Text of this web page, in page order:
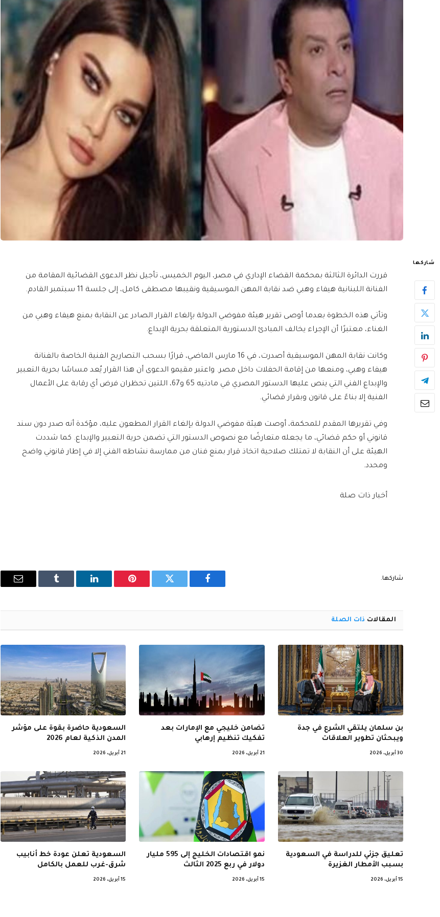
شاركها
قررت الدائرة الثالثة بمحكمة القضاء الإداري في مصر، اليوم الخميس، تأجيل نظر الدعوى القضائية المقامة من
الفنانة اللبنانية هيفاء وهبي ضد نقابة المهن الموسيقية ونقيبها مصطفى كامل، إلى جلسة 11 سبتمبر القادم.
وتأتي هذه الخطوة بعدما أوصى تقرير هيئة مفوضي الدولة بإلغاء القرار الصادر عن النقابة بمنع هيفاء وهبي من
الغناء، معتبرًا أن الإجراء يخالف المبادئ الدستورية المتعلقة بحرية الإبداع.
وكانت نقابة المهن الموسيقية أصدرت، في 16 مارس الماضي، قرارًا بسحب التصاريح الفنية الخاصة بالفنانة
هيفاء وهبي، ومنعها من إقامة الحفلات داخل مصر. واعتبر مقيمو الدعوى أن هذا القرار يُعد مساسًا بحرية التعبير
والإبداع الفني التي ينص عليها الدستور المصري في مادتيه 65 و67، اللتين تحظران فرض أي رقابة على الأعمال
الفنية إلا بناءً على قانون وبقرار قضائي.
وفي تقريرها المقدم للمحكمة، أوصت هيئة مفوضي الدولة بإلغاء القرار المطعون عليه، مؤكدة أنه صدر دون سند
قانوني أو حكم قضائي، ما يجعله متعارضًا مع نصوص الدستور التي تضمن حرية التعبير والإبداع. كما شددت
الهيئة على أن النقابة لا تمتلك صلاحية اتخاذ قرار بمنع فنان من ممارسة نشاطه الفني إلا في إطار قانوني واضح
ومحدد.
أخبار ذات صلة
شاركها.
فيسبوك تويتر بينتيريستلينكدإن Tumblr
البريد
المقالات ذات الصلة
بن سلمان يلتقي الشرع في جدة
ويبحثان تطوير العلاقات
30 أبريل، 2026
تضامن خليجي مع الإمارات بعد
تفكيك تنظيم إرهابي
21 أبريل، 2026
السعودية حاضرة بقوة على مؤشر
المدن الذكية لعام 2026
21 أبريل، 2026
تعليق جزئي للدراسة في السعودية
بسبب الأمطار الغزيرة
15 أبريل، 2026
نمو اقتصادات الخليج إلى 595 مليار
دولار في ربع 2025 الثالث
15 أبريل، 2026
السعودية تعلن عودة خط أنابيب
شرق-غرب للعمل بالكامل
15 أبريل، 2026